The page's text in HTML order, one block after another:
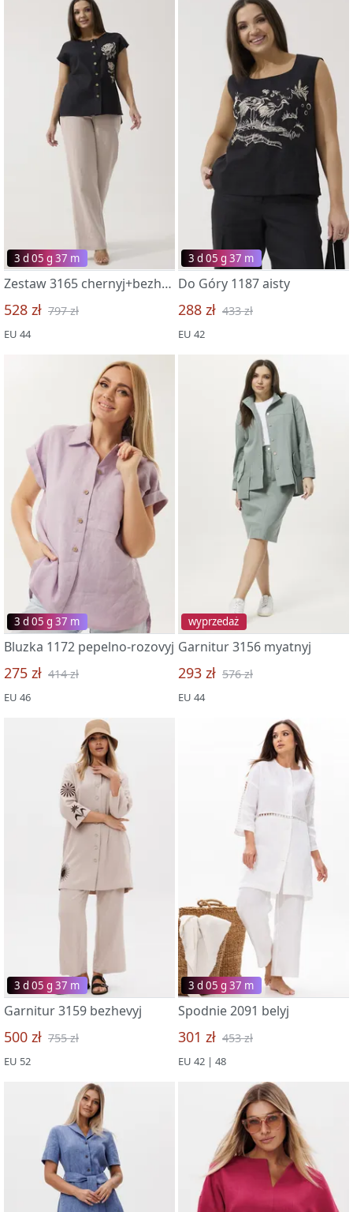
3 d 05 g 37 m
Zestaw 3165 chernyj+bezhevyj
528 zł 797 zł
EU 44
3 d 05 g 37 m
Do Góry 1187 aisty
288 zł 433 zł
EU 42
3 d 05 g 37 m
Bluzka 1172 pepelno-rozovyj
275 zł 414 zł
EU 46
wyprzedaż
Garnitur 3156 myatnyj
293 zł 576 zł
EU 44
3 d 05 g 37 m
Garnitur 3159 bezhevyj
500 zł 755 zł
EU 52
3 d 05 g 37 m
Spodnie 2091 belyj
301 zł 453 zł
EU 42 | 48